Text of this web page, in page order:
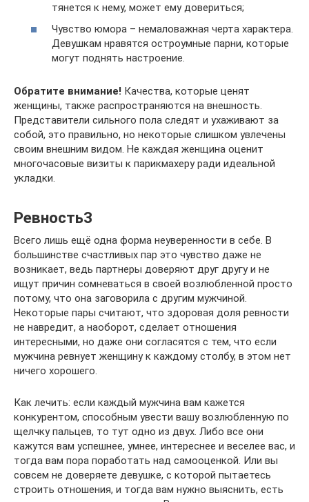
тянется к нему, может ему довериться;
Чувство юмора – немаловажная черта характера.
Девушкам нравятся остроумные парни, которые
могут поднять настроение.
Обратите внимание! Качества, которые ценят
женщины, также распространяются на внешность.
Представители сильного пола следят и ухаживают за
собой, это правильно, но некоторые слишком увлечены
своим внешним видом. Не каждая женщина оценит
многочасовые визиты к парикмахеру ради идеальной
укладки.
Ревность3
Всего лишь ещё одна форма неуверенности в себе. В
большинстве счастливых пар это чувство даже не
возникает, ведь партнеры доверяют друг другу и не
ищут причин сомневаться в своей возлюбленной просто
потому, что она заговорила с другим мужчиной.
Некоторые пары считают, что здоровая доля ревности
не навредит, а наоборот, сделает отношения
интересными, но даже они согласятся с тем, что если
мужчина ревнует женщину к каждому столбу, в этом нет
ничего хорошего.
Как лечить: если каждый мужчина вам кажется
конкурентом, способным увести вашу возлюбленную по
щелчку пальцев, то тут одно из двух. Либо все они
кажутся вам успешнее, умнее, интереснее и веселее вас, и
тогда вам пора поработать над самооценкой. Или вы
совсем не доверяете девушке, с которой пытаетесь
строить отношения, и тогда вам нужно выяснить, есть